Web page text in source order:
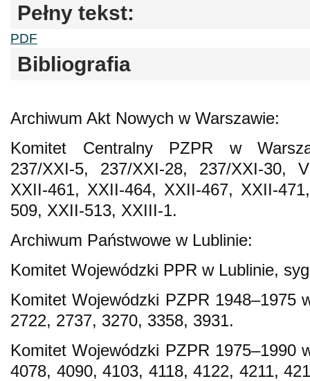
Pełny tekst:
PDF
Bibliografia
Archiwum Akt Nowych w Warszawie:
Komitet Centralny PZPR w
237/XXI-5, 237/XXI-28, 237/XXI-30,
XXII-461, XXII-464, XXII-467, XXII-
509, XXII-513, XXIII-1.
Archiwum Państwowe w Lublinie:
Komitet Wojewódzki PPR w Lublinie,
Komitet Wojewódzki PZPR 1948–1975
2722, 2737, 3270, 3358, 3931.
Komitet Wojewódzki PZPR 1975–1990
4078, 4090, 4103, 4118, 4122, 4211,